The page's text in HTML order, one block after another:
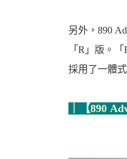
另外，890
「R」版。
採用了一體
｜【890